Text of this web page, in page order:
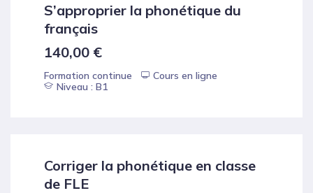
S’approprier la phonétique du
français
140,00 €
Formation continue
Cours en ligne
Niveau : B1
Corriger la phonétique en classe
de FLE